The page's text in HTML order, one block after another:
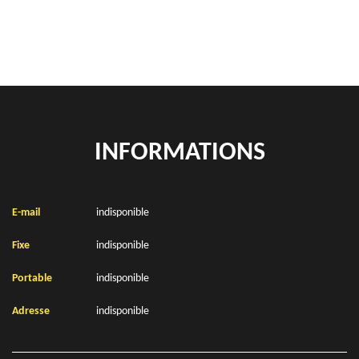
INFORMATIONS
E-mail indisponible
Fixe indisponible
Portable indisponible
Adresse indisponible